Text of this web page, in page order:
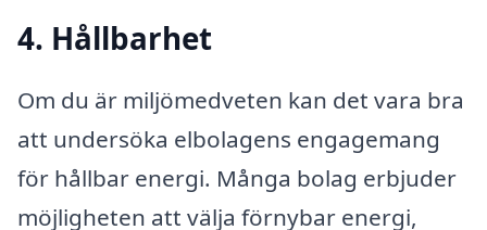
4. Hållbarhet
Om du är miljömedveten kan det vara bra
att undersöka elbolagens engagemang
för hållbar energi. Många bolag erbjuder
möjligheten att välja förnybar energi,